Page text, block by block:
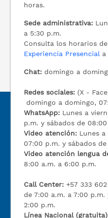
horas.
Sede administrativa:
a 5:30 p.m.
Consulta los horarios
Experiencia Presencial
Chat: domingo a
Redes sociales: (X -
domingo a domingo,
WhatsApp: Lunes a
p.m. y sábados de
Video atención: Lunes a
07:00 p.m. y sábados
Video atención lengua
8:00 a.m. a 6:00 p.m.
Call Center:+57 333
de 7:00 a.m. a 7:00
2:00 p.m.
Línea Nacional